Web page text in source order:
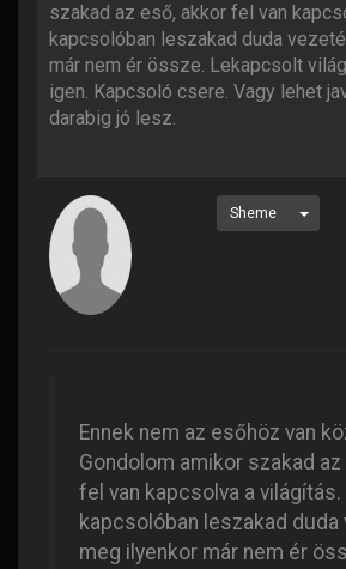
szakad az eső, akkor fel van
kapcsolóban leszakad duda
már nem ér össze. Lekapcsolt
igen. Kapcsoló csere. Vagy lehet
darabig jó lesz.
Sheme
Ennek nem az esőhöz van
Gondolom amikor szakad
fel van kapcsolva a világítás.
kapcsolóban leszakad duda
meg ilyenkor már nem ér